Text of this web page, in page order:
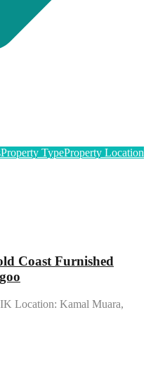
Property TypeProperty Location
Coast Furnished
Location: Kamal Muara,